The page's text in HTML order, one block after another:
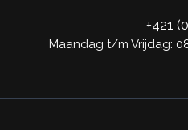
+421
Maandag t/m Vrijdag: